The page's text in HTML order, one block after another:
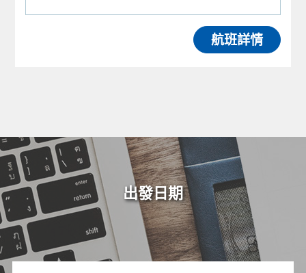
航班詳情
出發日期